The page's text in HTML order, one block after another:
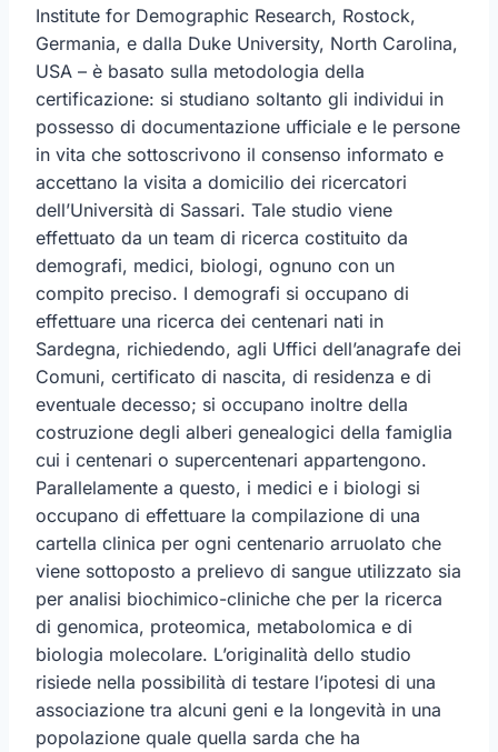
Institute for Demographic Research, Rostock,
Germania, e dalla Duke University, North Carolina,
USA – è basato sulla metodologia della
certificazione: si studiano soltanto gli individui in
possesso di documentazione ufficiale e le persone
in vita che sottoscrivono il consenso informato e
accettano la visita a domicilio dei ricercatori
dell’Università di Sassari. Tale studio viene
effettuato da un team di ricerca costituito da
demografi, medici, biologi, ognuno con un
compito preciso. I demografi si occupano di
effettuare una ricerca dei centenari nati in
Sardegna, richiedendo, agli Uffici dell’anagrafe dei
Comuni, certificato di nascita, di residenza e di
eventuale decesso; si occupano inoltre della
costruzione degli alberi genealogici della famiglia
cui i centenari o supercentenari appartengono.
Parallelamente a questo, i medici e i biologi si
occupano di effettuare la compilazione di una
cartella clinica per ogni centenario arruolato che
viene sottoposto a prelievo di sangue utilizzato sia
per analisi biochimico-cliniche che per la ricerca
di genomica, proteomica, metabolomica e di
biologia molecolare. L’originalità dello studio
risiede nella possibilità di testare l’ipotesi di una
associazione tra alcuni geni e la longevità in una
popolazione quale quella sarda che ha